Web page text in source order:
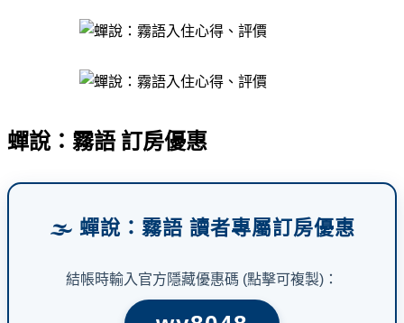
蟬說：霧語 訂房優惠
🌫️ 蟬說：霧語 讀者專屬訂房優惠
結帳時輸入官方隱藏優惠碼 (點擊可複製)：